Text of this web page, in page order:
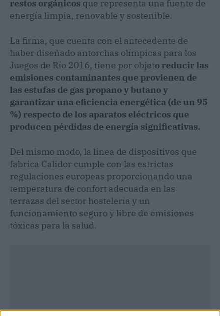
restos orgánicos que representa una fuente de
energía limpia, renovable y sostenible.
La firma, que cuenta con el antecedente de
haber diseñado antorchas olímpicas para los
Juegos de Río 2016, tiene por objeto reducir las
emisiones contaminantes que provienen de
las estufas de gas propano y butano y
garantizar una eficiencia energética (de un 95
%) respecto de los aparatos eléctricos que
producen pérdidas de energía significativas.
Del mismo modo, la línea de dispositivos que
fabrica Calidor cumple con las estrictas
regulaciones europeas proporcionando una
temperatura de confort adecuada en las
terrazas del sector hostelería y un
funcionamiento seguro y libre de emisiones
tóxicas para la salud.